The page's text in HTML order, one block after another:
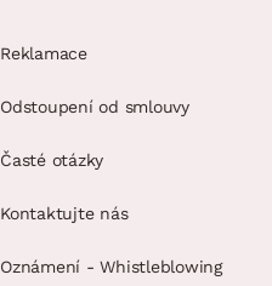
Reklamace
Odstoupení od smlouvy
Časté otázky
Kontaktujte nás
Oznámení - Whistleblowing